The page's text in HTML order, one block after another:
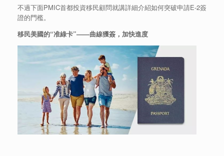
不過下面PMIC首都投資移民顧問就講詳細介紹如何突破申請E-2簽
證的門檻。
移民美國的“准綠卡”——曲線獲簽，加快進度